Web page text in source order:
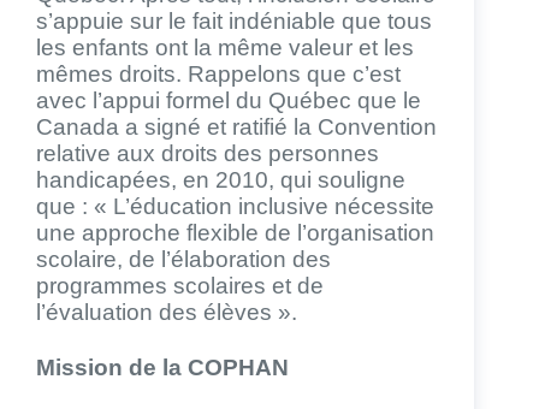
s’appuie sur le fait indéniable que tous
les enfants ont la même valeur et les
mêmes droits. Rappelons que c’est
avec l’appui formel du Québec que le
Canada a signé et ratifié la Convention
relative aux droits des personnes
handicapées, en 2010, qui souligne
que : « L’éducation inclusive nécessite
une approche flexible de l’organisation
scolaire, de l’élaboration des
programmes scolaires et de
l’évaluation des élèves ».
Mission de la COPHAN